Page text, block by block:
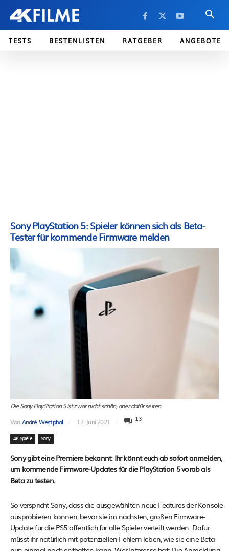
TESTS BESTENLISTEN RATGEBER ANGEBOTE
Sony PlayStation 5: Spieler können sich als Beta-
Tester für kommende Firmware melden
Die Sony PlayStation 5 ist zwar nicht schön, aber dafür selten
VonAndré Westphal 17. Juni 2021 13
4K Spiele Sony
Sony gibt eine Premiere bekannt: Ihr könnt euch ab sofort anmelden,
um kommende Firmware-Updates für die PlayStation 5 vorab als
Beta zu testen.
So verspricht Sony, dass die ausgewählten neue Features der Konsole
ausprobieren können, bevor sie im nächsten, großen Firmware-
Update für die PS5 öffentlich für alle Spieler verteilt werden. Dafür
müsst ihr natürlich mit potenziellen Fehlern leben, wie sie eine Beta